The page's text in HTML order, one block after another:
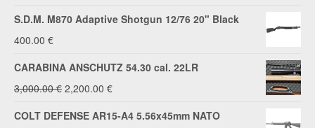
S.D.M. M870 Adaptive Shotgun 12/76 20" Black
400.00 €
CARABINA ANSCHUTZ 54.30 cal. 22LR
3,000.00€ El
precio
2,200.00 €El
precio
COLT DEFENSE AR15-A4 5.56x45mm NATO